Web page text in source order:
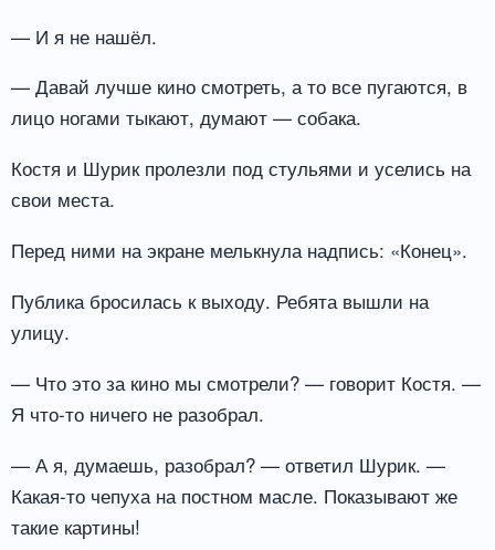
— И я не нашёл.
— Давай лучше кино смотреть, а то все пугаются, в
лицо ногами тыкают, думают — собака.
Костя и Шурик пролезли под стульями и уселись на
свои места.
Перед ними на экране мелькнула надпись: «Конец».
Публика бросилась к выходу. Ребята вышли на
улицу.
— Что это за кино мы смотрели? — говорит Костя. —
Я что-то ничего не разобрал.
— А я, думаешь, разобрал? — ответил Шурик. —
Какая-то чепуха на постном масле. Показывают же
такие картины!